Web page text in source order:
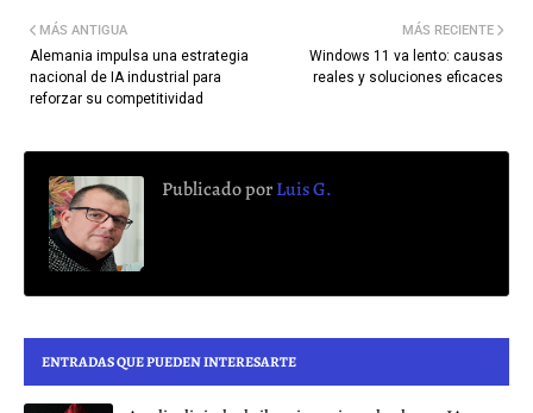
MÁS RECIENTE
Windows 11 va lento: causas
reales y soluciones eficaces
MÁS ANTIGUA
Alemania impulsa una estrategia
nacional de IA industrial para
reforzar su competitividad
Publicado porLuis G.
ENTRADAS QUE PUEDEN INTERESARTE